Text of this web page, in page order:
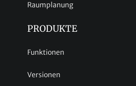
Raumplanung
PRODUKTE
Funktionen
Versionen